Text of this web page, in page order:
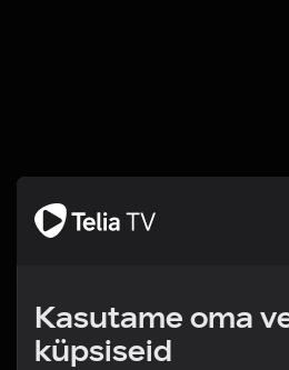
Kasutame oma
küpsiseid